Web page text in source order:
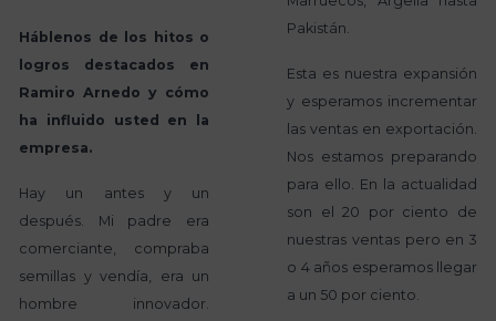
Háblenos de los hitos o
logros destacados en
Ramiro Arnedo y cómo
ha influido usted en la
empresa.
Hay un antes y un
después. Mi padre era
comerciante, compraba
semillas y vendía, era un
hombre innovador.
Pakistán.
Esta es nuestra expansión
y esperamos incrementar
las ventas en exportación.
Nos estamos preparando
para ello. En la actualidad
son el 20 por ciento de
nuestras ventas pero en 3
o 4 años esperamos llegar
a un 50 por ciento.